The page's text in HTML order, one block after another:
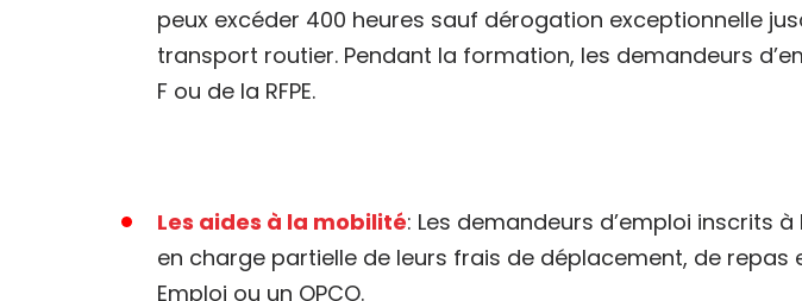
peux excéder 400 heures sauf dérogation exceptionnelle
transport routier. Pendant la formation, les demandeurs
F ou de la RFPE.
Les aides à la mobilité: Les demandeurs d’emploi inscrits
en charge partielle de leurs frais de déplacement, de
Emploi ou un OPCO.